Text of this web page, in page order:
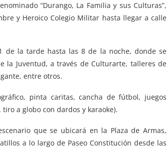
“Durango, La Familia y sus Culturas”,
y Heroico Colegio Militar hasta llegar a calle
de la tarde hasta las 8 de la noche, donde se
la Juventud, a través de Culturarte, talleres de
entre otros.
pinta caritas, cancha de fútbol, juegos
a globo con dardos y karaoke).
que se ubicará en la Plaza de Armas,
a lo largo de Paseo Constitución desde las